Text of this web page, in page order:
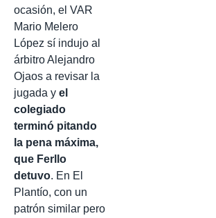
ocasión, el VAR
Mario Melero
López sí indujo al
árbitro Alejandro
Ojaos a revisar la
jugada y el
colegiado
terminó pitando
la pena máxima,
que Ferllo
detuvo. En El
Plantío, con un
patrón similar pero